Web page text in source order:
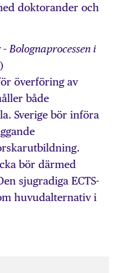
doktorander och
Bolognaprocessen i
överföring av
både
Sverige bör införa
bör därmed
sjugradiga ECTS-
huvudalternativ i